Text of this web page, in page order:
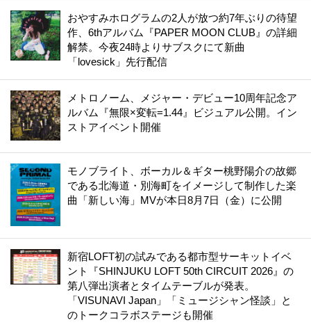
おやすみホログラムの2人が放つ約7年ぶりの待望
作、6thアルバム『PAPER MOON CLUB』の詳細
解禁。今夜24時よりサブスクにて新曲
「lovesick」先行配信
メトロノーム、メジャー・デビュー10周年記念ア
ルバム『無限×変転=1.44』ビジュアル公開。イン
ストアイベント開催
モノブライト、ボーカル＆ギター桃野陽介の故郷
である北海道・別海町をイメージして制作した楽
曲「新しい海」MVが本日8月7日（金）に公開
新宿LOFT初の試みである都市型サーキットイベ
ント『SHINJUKU LOFT 50th CIRCUIT 2026』の
第八弾出演者とタイムテーブルが発表。
「VISUNAVI Japan」「ミュージシャン怪談」と
のトークコラボステージも開催